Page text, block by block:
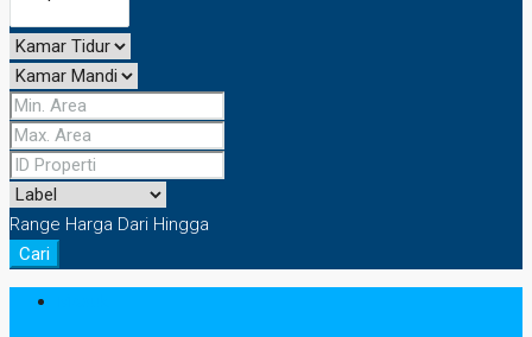
Range Harga Dari Hingga
Cari